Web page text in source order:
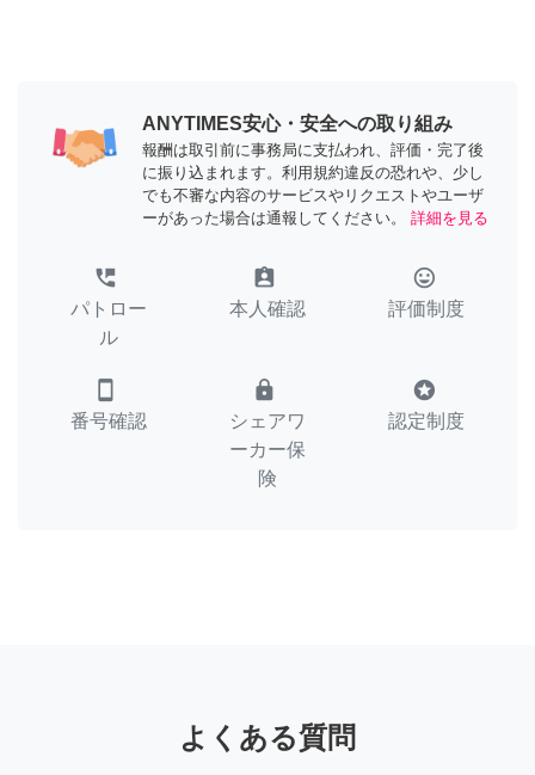
ANYTIMES安心・安全への取り組み
報酬は取引前に事務局に支払われ、評価・完了後
に振り込まれます。利用規約違反の恐れや、少し
でも不審な内容のサービスやリクエストやユーザ
ーがあった場合は通報してください。
詳細を見る
perm_phone_msg
パトロー
ル
assignment_ind
本人確認
tag_faces
評価制度
smartphone
番号確認
lock
シェアワ
ーカー保
険
stars
認定制度
よくある質問